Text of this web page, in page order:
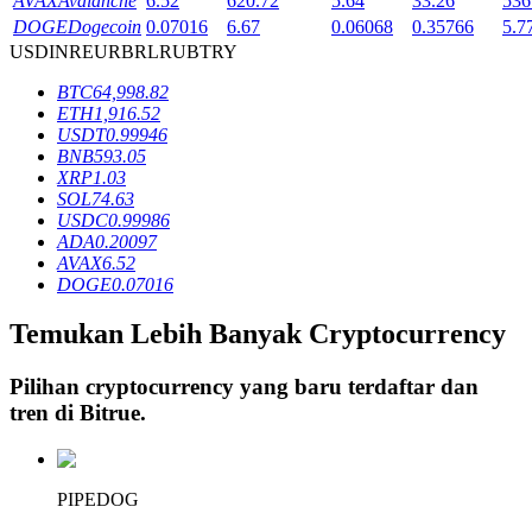
Investasi eksklusif untuk pemegang BTR
Layanan pinjaman yang didukung Crypto
DOGEDogecoin 0.07016 6.67 0.06068 0.35766
USDINREURBRLRUBTRY
BTC64,998.82
ETH1,916.52
USDT0.99946
BNB593.05
XRP1.03
SOL74.63
USDC0.99986
ADA0.20097
AVAX6.52
DOGE0.07016
Temukan Lebih Banyak Cryptocurrency
Pilihan cryptocurrency yang baru terdaftar dan
tren di Bitrue.
PIPEDOG